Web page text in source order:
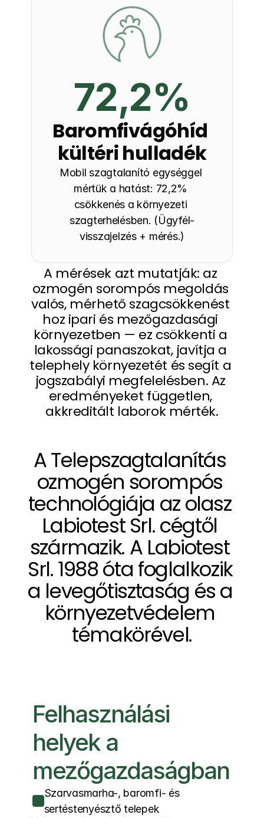
72,2%
Baromfivágóhíd
kültéri hulladék
Mobil szagtalanító egységgel
mértük a hatást: 72,2%
csökkenés a környezeti
szagterhelésben. (Ügyfél-
visszajelzés + mérés.)
100%
Mobil rendszer
Mobil egység használatával a
trágyakihordás idején a lakossági
panaszok megszűntek; több ezer
m³ anyag mozgatása mellett nem
érkezett panasz a céghez.
(Ügyfél-esettanulmány.)
A mérések azt mutatják: az
ozmogén sorompós megoldás
valós, mérhető szagcsökkenést
hoz ipari és mezőgazdasági
környezetben — ez csökkenti a
lakossági panaszokat, javítja a
telephely környezetét és segít a
jogszabályi megfelelésben. Az
eredményeket független,
akkreditált laborok mérték.
A Telepszagtalanítás
ozmogén sorompós
technológiája az olasz
Labiotest Srl. cégtől
származik. A Labiotest
Srl. 1988 óta foglalkozik
a levegőtisztaság és a
környezetvédelem
témakörével.
Felhasználási
helyek a
mezőgazdaságban
Szarvasmarha-, baromfi- és
sertéstenyésztő telepek